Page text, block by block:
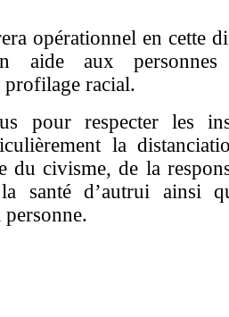
opérationnel en cette
aide aux personnes
racial.
pour respecter les
la
du civisme, de la
santé d’autrui ainsi